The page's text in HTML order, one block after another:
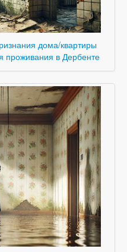
дома/квартиры
проживания в Дербенте